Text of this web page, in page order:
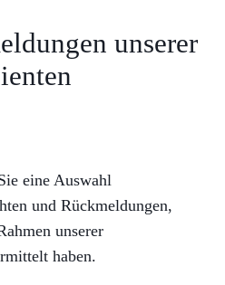
unserer
eine Auswahl
und Rückmeldungen,
unserer
haben.